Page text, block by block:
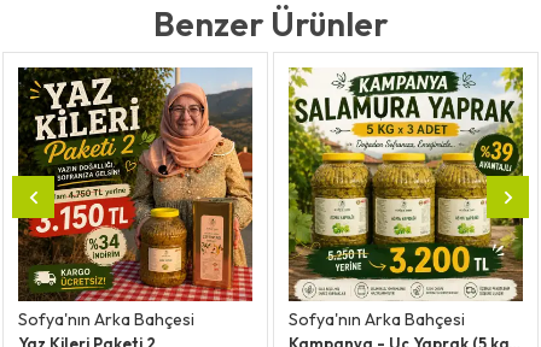
Benzer Ürünler
Sofya'nın Arka Bahçesi Sofya'nın Arka Bahçesi